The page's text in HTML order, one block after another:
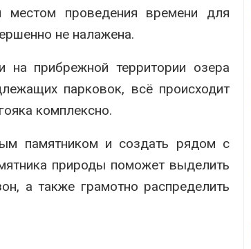
проведения времени для
не налажена.
прибрежной территории озера
парковок, всё происходит
комплексно.
памятником и создать рядом с
природы поможет выделить
а также грамотно распределить
из-за противопожарной
Названы ведущие
экологические НКО
России по итогам 2025
Тайфун, засуха и пожары:
сразу несколько
регионов столкнулись с
экстремальными